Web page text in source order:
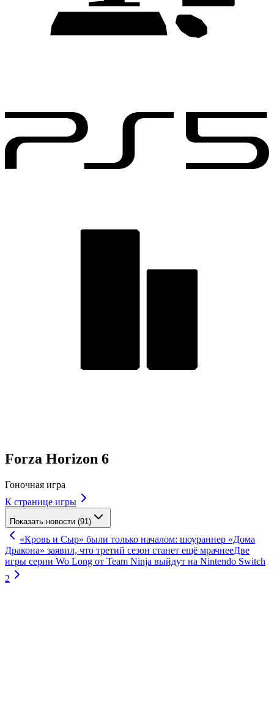
Forza Horizon 6
Гоночная игра
К странице игры
Показать новости (91)
«Кровь и Сыр» были только началом: шоураннер «Дома
Дракона» заявил, что третий сезон станет ещё мрачнееДве
игры серии Wo Long от Team Ninja выйдут на Nintendo Switch
2